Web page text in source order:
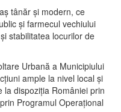
tânăr şi modern, ce
şi farmecul vechiului
stabilitatea locurilor de
Urbană a Municipiului
ample la nivel local şi
dispoziţia României prin
Programul Operațional